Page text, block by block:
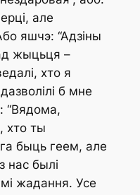
але
яшчэ: “Адзіны
жыцьця –
хто я
б мне
“Вядома,
хто ты
быць геем, але
нас былі
жадання. Усе